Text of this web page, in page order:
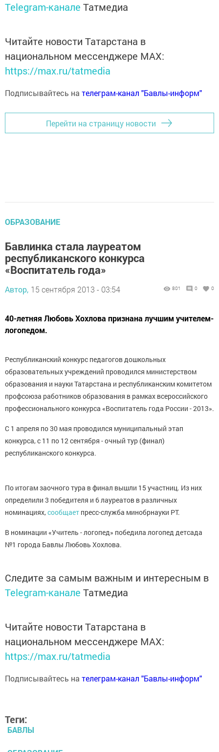
Telegram-канале Татмедиа
Читайте новости Татарстана в
национальном мессенджере MАХ:
https://max.ru/tatmedia
Подписывайтесь на телеграм-канал "Бавлы-информ"
Перейти на страницу новости
ОБРАЗОВАНИЕ
Бавлинка стала лауреатом
республиканского конкурса
«Воспитатель года»
Автор, 15 сентября 2013 - 03:54 801 0 0
40-летняя Любовь Хохлова признана лучшим учителем-
логопедом.
Республиканский конкурс педагогов дошкольных
образовательных учреждений проводился министерством
образования и науки Татарстана и республиканским комитетом
профсоюза работников образования в рамках всероссийского
профессионального конкурса «Воспитатель года России - 2013».
С 1 апреля по 30 мая проводился муниципальный этап
конкурса, с 11 по 12 сентября - очный тур (финал)
республиканского конкурса.
По итогам заочного тура в финал вышли 15 участниц. Из них
определили 3 победителя и 6 лауреатов в различных
номинациях,сообщает пресс-служба минобрнауки РТ.
В номинации «Учитель - логопед» победила логопед детсада
№1 города Бавлы Любовь Хохлова.
Следите за самым важным и интересным в
Telegram-канале Татмедиа
Читайте новости Татарстана в
национальном мессенджере MАХ:
https://max.ru/tatmedia
Подписывайтесь на телеграм-канал "Бавлы-информ"
Теги:
БАВЛЫ